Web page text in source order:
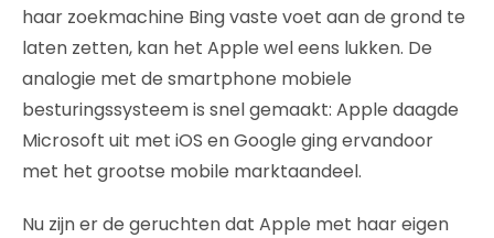
haar zoekmachine Bing vaste voet aan de grond te
laten zetten, kan het Apple wel eens lukken. De
analogie met de smartphone mobiele
besturingssysteem is snel gemaakt: Apple daagde
Microsoft uit met iOS en Google ging ervandoor
met het grootse mobile marktaandeel.
Nu zijn er de geruchten dat Apple met haar eigen